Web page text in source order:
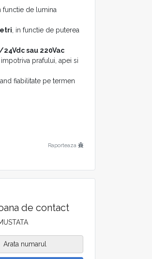
functie de lumina
, in functie de puterea
sau 220Vac
prafului, apei si
fiabilitate pe termen
la 360°
conector M8/M12.
Raporteaza
de contact
Arata numarul